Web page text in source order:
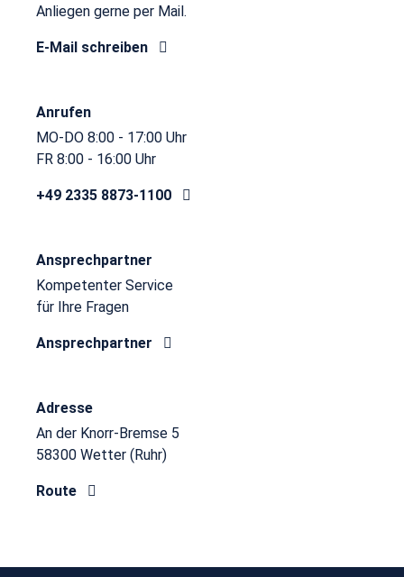
Anliegen gerne per Mail.
E-Mail schreiben
Anrufen
MO-DO 8:00 - 17:00 Uhr
FR 8:00 - 16:00 Uhr
+49 2335 8873-1100
Ansprechpartner
Kompetenter Service
für Ihre Fragen
Ansprechpartner
Adresse
An der Knorr-Bremse 5
58300 Wetter (Ruhr)
Route